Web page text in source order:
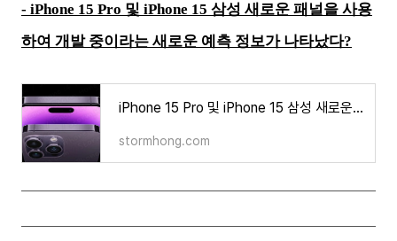
- iPhone 15 Pro 및 iPhone 15 삼성 새로운 패널을 사용
하여 개발 중이라는 새로운 예측 정보가 나타났다?
iPhone 15 Pro 및 iPhone 15 삼성 새로운 패널을 사용하여 개발 중이라는 새로운 예측 정보가 나타났다?
stormhong.com